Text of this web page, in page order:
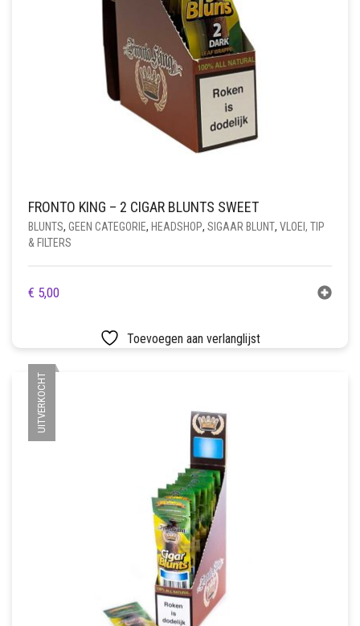
FRONTO KING – 2 CIGAR BLUNTS SWEET
BLUNTS, GEEN CATEGORIE, HEADSHOP, SIGAAR BLUNT, VLOEI, TIP
& FILTERS
€ 5,00
Toevoegen aan verlanglijst
UITVERKOCHT